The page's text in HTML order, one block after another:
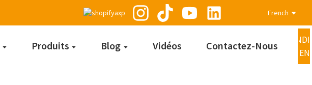
French
Produits Blog Vidéos Contactez-Nous